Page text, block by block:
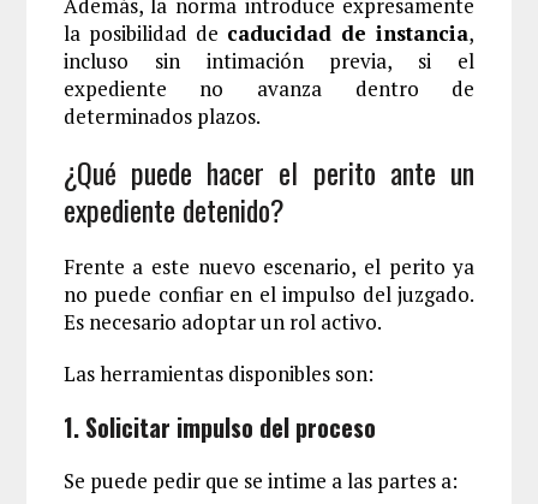
la posibilidad de caducidad de instancia,
incluso sin intimación previa, si el
expediente no avanza dentro de
determinados plazos.
¿Qué puede hacer el perito ante un
expediente detenido?
Frente a este nuevo escenario, el perito ya
no puede confiar en el impulso del juzgado.
Es necesario adoptar un rol activo.
Las herramientas disponibles son:
1. Solicitar impulso del proceso
Se puede pedir que se intime a las partes a: